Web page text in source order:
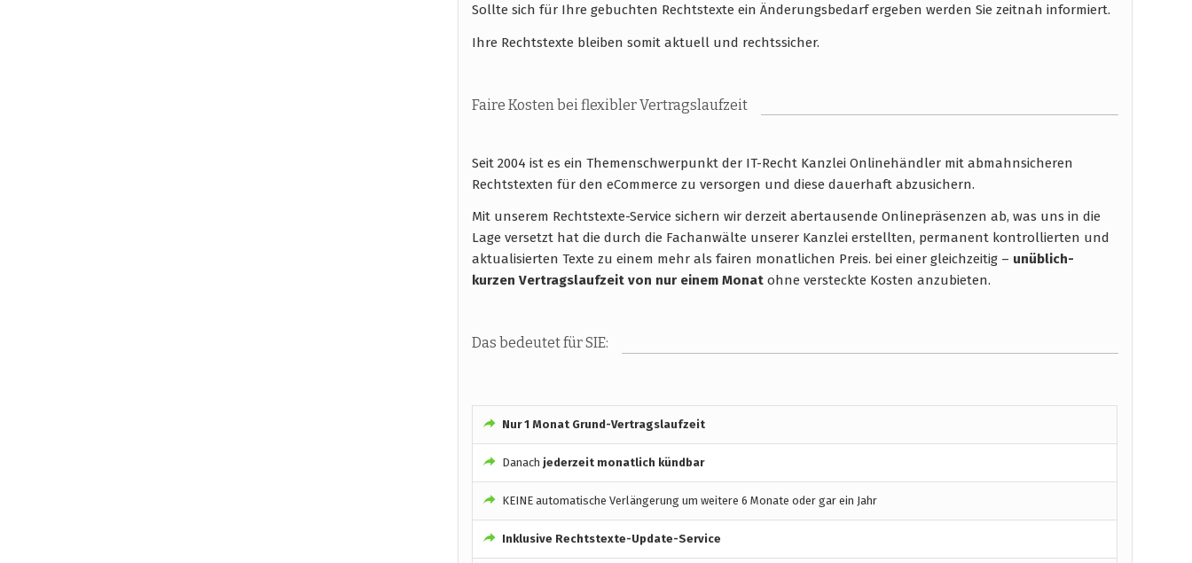
Sollte sich für Ihre gebuchten Rechtstexte ein Änderungsbedarf ergeben werden Sie zeitnah informiert.
Ihre Rechtstexte bleiben somit aktuell und rechtssicher.
Faire Kosten bei flexibler Vertragslaufzeit
Seit 2004 ist es ein Themenschwerpunkt der IT-Recht Kanzlei Onlinehändler mit abmahnsicheren
Rechtstexten für den eCommerce zu versorgen und diese dauerhaft abzusichern.
Mit unserem Rechtstexte-Service sichern wir derzeit abertausende Onlinepräsenzen ab, was uns in die
Lage versetzt hat die durch die Fachanwälte unserer Kanzlei erstellten, permanent kontrollierten und
aktualisierten Texte zu einem mehr als fairen monatlichen Preis. bei einer gleichzeitig – unüblich-
kurzen Vertragslaufzeit von nur einem Monatohne versteckte Kosten anzubieten.
Das bedeutet für SIE:
Nur 1 Monat Grund-Vertragslaufzeit
Danach jederzeit monatlich kündbar
KEINE automatische Verlängerung um weitere 6 Monate oder gar ein Jahr
Inklusive Rechtstexte-Update-Service